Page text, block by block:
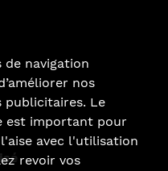
navigation
nos
publicitaires. Le
est important pour
avec l'utilisation
revoir vos